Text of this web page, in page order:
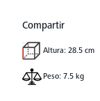
Compartir
Altura: 28.5 cm
Peso: 7.5 kg